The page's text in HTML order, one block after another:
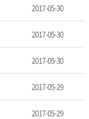
2017-05-30
2017-05-30
2017-05-30
2017-05-29
2017-05-29